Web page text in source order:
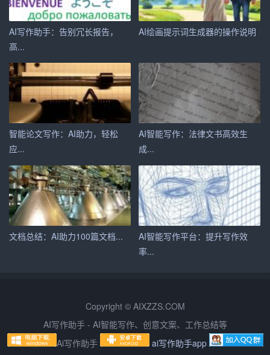
2. 输入个人信息
在系统中，用户需要按照提示输入个人信息，包括姓名、
性别、出生日期、联系方式等。
3. 输入教育背景和工作经历
接下来，用户需要输入自己的教育背景和工作经历。系统
会根据用户输入的内容，自动生成相应的模块。
在完成基本信息输入后，用户可以根据个人喜好，选择合
适的模板。系统提供了多种模板供用户选择，用户还可以
进行自定义设置。
5. 一键优化
最后，用户可以下载生成的简历，导出为PDF或Word格
AI写作助手：告别冗长报告，
高...
AI绘画提示词生成器的操作说明
智能论文写作：AI助力，轻松
应...
AI智能写作：法律文书高效生
成...
文档总结：AI助力100篇文档...
AI智能写作平台：提升写作效
率...
Copyright © AIXZZS.COM
AI写作助手 - AI智能写作、创意文案、工作总结等
Ai写作助手
ai写作助手app